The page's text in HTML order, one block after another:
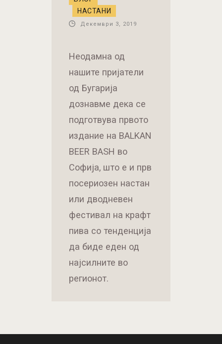
НАСТАНИ
Декември 3, 2019
Неодамна од
нашите пријатели
од Бугарија
дознавме дека се
подготвува првото
издание на BALKAN
BEER BASH во
Софија, што е и прв
посериозен настан
или дводневен
фестивал на крафт
пива со тенденција
да биде еден од
најсилните во
регионот.